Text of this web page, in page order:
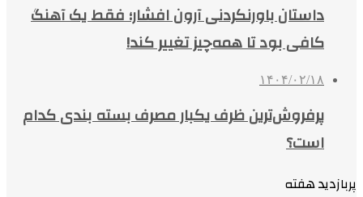
داستان باورنکردنی آرون افشار؛ فقط یک آهنگ
کافی بود تا همه‌چیز تغییر کند!
۱۴۰۴/۰۲/۱۸
پرفروش‌ترین ظرف یکبار مصرف بسته بندی کدام
است؟
پربازدید هفته